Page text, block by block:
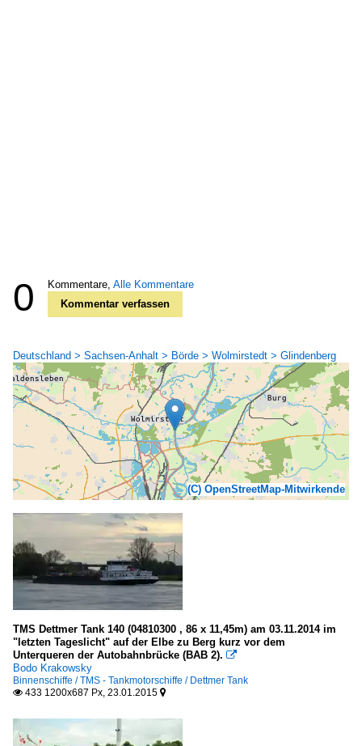
0 Kommentare, Alle Kommentare
Kommentar verfassen
Deutschland > Sachsen-Anhalt > Börde > Wolmirstedt > Glindenberg
(C) OpenStreetMap-Mitwirkende
TMS Dettmer Tank 140 (04810300 , 86 x 11,45m) am 03.11.2014 im
"letzten Tageslicht" auf der Elbe zu Berg kurz vor dem
Unterqueren der Autobahnbrücke (BAB 2). 
Bodo Krakowsky
Binnenschiffe / TMS - Tankmotorschiffe / Dettmer Tank
 433 1200x687 Px, 23.01.2015 